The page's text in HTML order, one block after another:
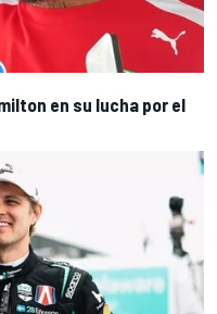
en su lucha por el